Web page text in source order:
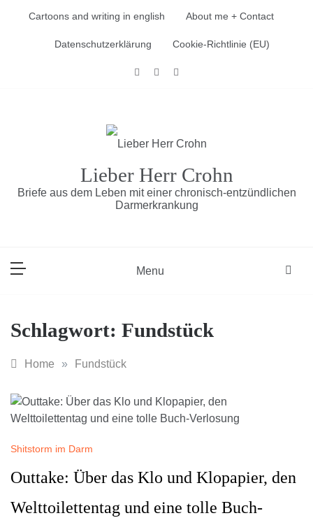
Cartoons and writing in english About me + Contact
Datenschutzerklärung Cookie-Richtlinie (EU)
Lieber Herr Crohn
Briefe aus dem Leben mit einer chronisch-entzündlichen
Darmerkrankung
Menu
Schlagwort: Fundstück
Home » Fundstück
Shitstorm im Darm
Outtake: Über das Klo und Klopapier, den
Welttoilettentag und eine tolle Buch-